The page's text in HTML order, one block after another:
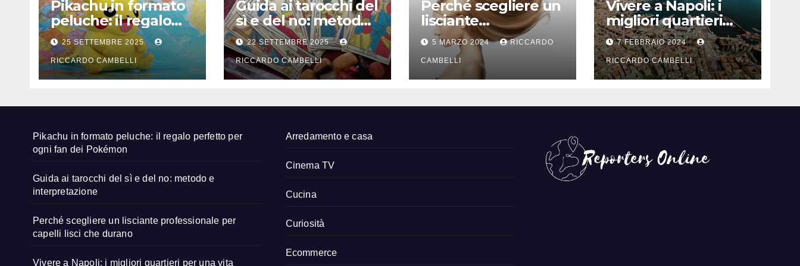
Pikachu in formato
peluche: il regalo
perfetto per ogni
fan dei Pokémon
25 SETTEMBRE 2025
RICCARDO CAMBELLI
Guida ai tarocchi del
sì e del no: metodo
e interpretazione
22 SETTEMBRE 2025
RICCARDO CAMBELLI
Perché scegliere un
lisciante
professionale per
capelli lisci che
durano
5 MARZO 2024 RICCARDO
CAMBELLI
Vivere a Napoli: i
migliori quartieri
per una vita
familiare felice
7 FEBBRAIO 2024
RICCARDO CAMBELLI
Pikachu in formato peluche: il regalo perfetto per
ogni fan dei Pokémon
Guida ai tarocchi del sì e del no: metodo e
interpretazione
Perché scegliere un lisciante professionale per
capelli lisci che durano
Vivere a Napoli: i migliori quartieri per una vita
Arredamento e casa
Cinema TV
Cucina
Curiosità
Ecommerce